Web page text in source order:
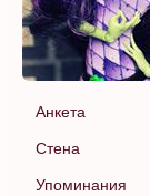
Анкета
Стена
Упоминания